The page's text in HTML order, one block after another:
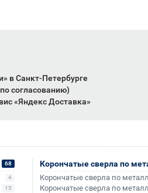
в Санкт-Петербурге
согласованию)
«Яндекс Доставка»
68
4
15
Корончатые сверла по
Корончатые сверла по
Корончатые сверла по